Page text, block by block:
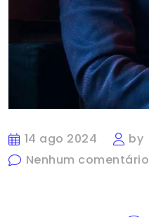
14 ago 2024 by
Nenhum comentário